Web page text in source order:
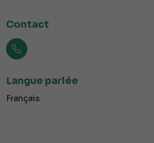
Contact
Langue parlée
Français